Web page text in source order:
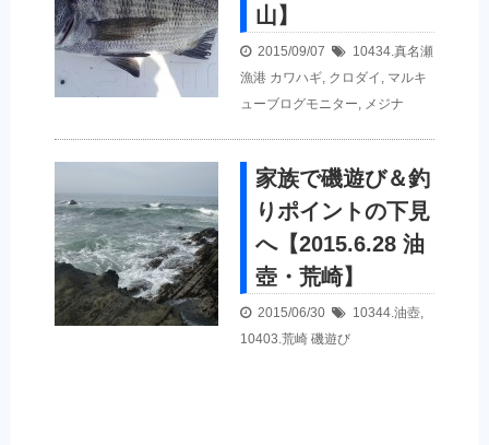
山】
2015/09/07
10434.真名瀬
漁港 カワハギ, クロダイ , マルキ
ューブログモニター, メジナ
家族で磯遊び＆釣
りポイントの下見
へ【2015.6.28 油
壺・荒崎】
2015/06/30 10344.油壺,
10403.荒崎 磯遊び